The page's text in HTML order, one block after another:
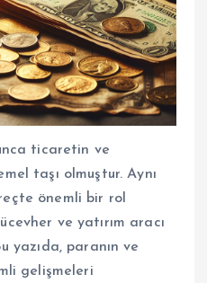
ticaretin ve
taşı olmuştur. Aynı
önemli bir rol
ve yatırım aracı
yazıda, paranın ve
gelişmeleri